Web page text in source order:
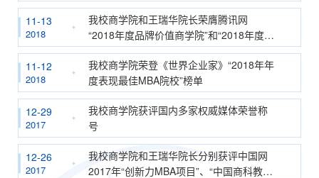
11-13
2018
我校商学院和王瑞华院长荣膺腾讯网
“2018年度品牌价值商学院”和“2018年度中
国商科教育领军人物”
11-12
2018
我校商学院荣登《世界企业家》“2018年年
度表现最佳MBA院校”榜单
12-29
2017
我校商学院获评国内多家权威媒体荣誉称
号
12-26
2017
我校商学院和王瑞华院长分别获评中国网
2017年“创新力MBA项目”、“中国商科教育